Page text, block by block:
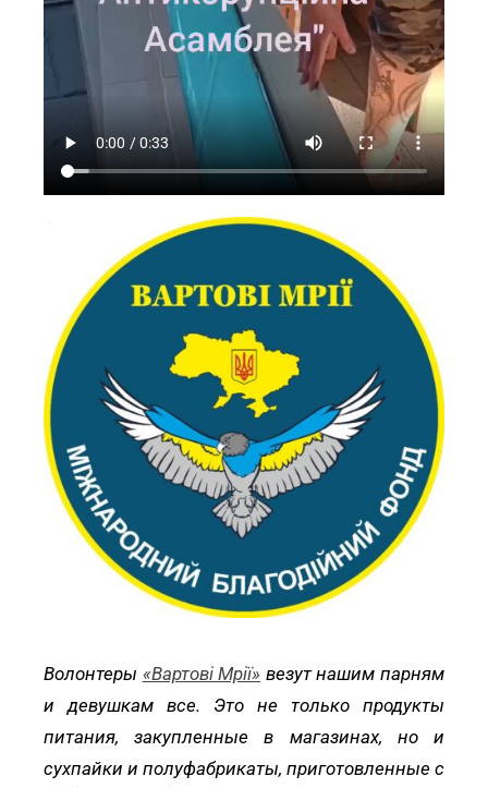
Волонтеры «Вартові Мрії» везут нашим парням
и девушкам все. Это не только продукты
питания, закупленные в магазинах, но и
сухпайки и полуфабрикаты, приготовленные с